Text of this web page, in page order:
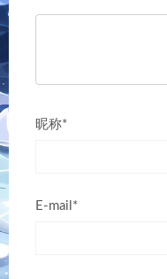
昵称*
E-mail*